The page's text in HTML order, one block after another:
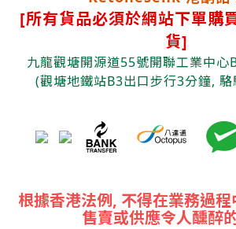
[所有貨品必須於網站下單購
貨]
九龍觀塘開源道55號開聯工業中心
(觀塘地鐵站B3出口步行3分鐘,
根據香港法例, 不得在業務過
售賣或供應令人醺醉